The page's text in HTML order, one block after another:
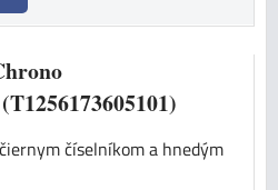
číselníkom a hnedým